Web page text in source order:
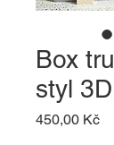
Box
styl
450,00 Kč